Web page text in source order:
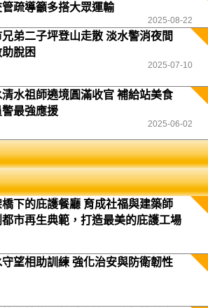
疏導籲多搭大眾運輸
2025-08-22
兄弟二子坪登山走散 淡水警消夜間
脫困
2025-07-10
水祖師遶境圓滿收官 補給站美食
警最強應援
2025-06-02
橋下的庇護餐廳 育成社福與建築師
市再生典範，打造最美的庇護工場
望相助訓練 強化治安與防衛韌性